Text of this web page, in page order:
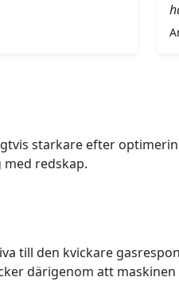
starkare efter
redskap.
till den kvickare
därigenom att